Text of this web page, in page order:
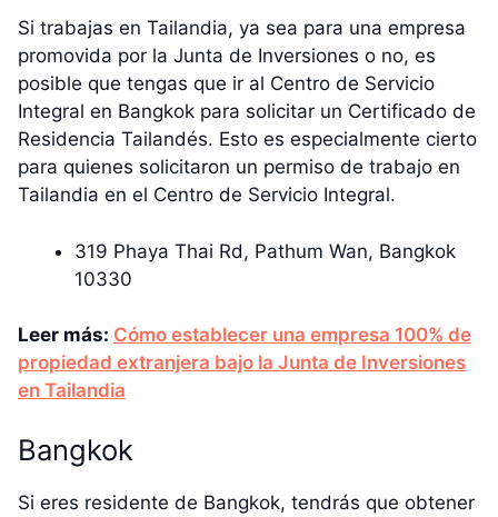
Si trabajas en Tailandia, ya sea para una empresa
promovida por la Junta de Inversiones o no, es
posible que tengas que ir al Centro de Servicio
Integral en Bangkok para solicitar un Certificado de
Residencia Tailandés. Esto es especialmente cierto
para quienes solicitaron un permiso de trabajo en
Tailandia en el Centro de Servicio Integral.
319 Phaya Thai Rd, Pathum Wan, Bangkok
10330
Leer más: Cómo establecer una empresa 100% de
propiedad extranjera bajo la Junta de Inversiones
en Tailandia
Bangkok
Si eres residente de Bangkok, tendrás que obtener